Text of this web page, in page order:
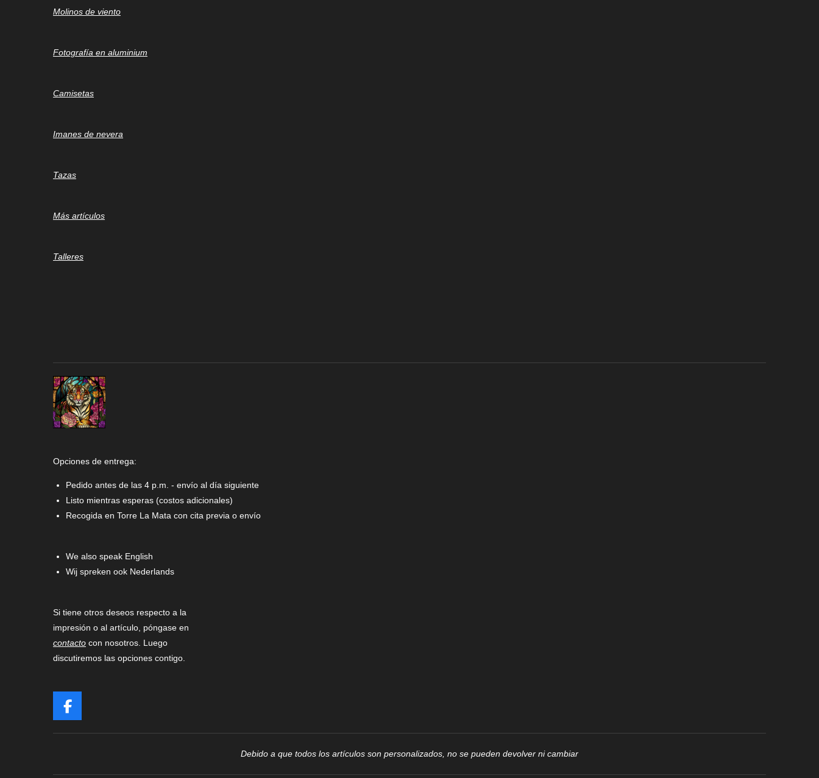
Molinos de viento
Fotografía en aluminium
Camisetas
Imanes de nevera
Tazas
Más artículos
Talleres
Opciones de entrega:
Pedido antes de las 4 p.m. - envío al día siguiente
Listo mientras esperas (costos adicionales)
Recogida en Torre La Mata con cita previa o envío
We also speak English
Wij spreken ook Nederlands
Si tiene otros deseos respecto a la
impresión o al artículo, póngase en
contacto con nosotros. Luego
discutiremos las opciones contigo.
F
a
c
o
Debido a que todos los artículos son personalizados, no se pueden devolver ni cambiar